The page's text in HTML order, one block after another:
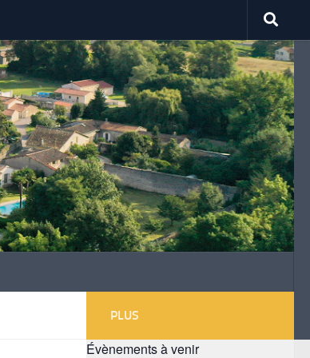
PLUS
Évènements à venir